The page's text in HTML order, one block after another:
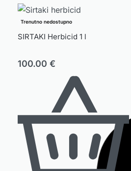
Trenutno nedostupno
SIRTAKI Herbicid 1 l
100.00 €